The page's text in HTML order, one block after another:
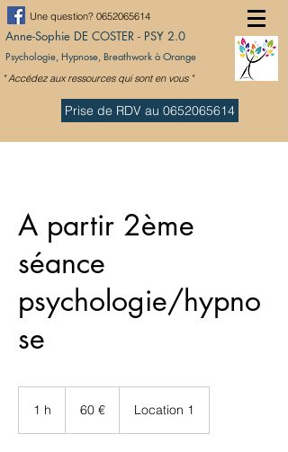
Une question? 0652065614
Anne-Sophie DE COSTER - PSY 2.0
Psychologie, Hypnose, Breathwork à Orange
" Accédez aux ressources qui sont en vous "
Prise de RDV au 0652065614
A partir 2ème
séance
psychologie/hypno
se
1 h 60 € Location 1